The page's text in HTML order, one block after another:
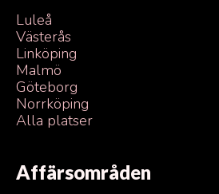
Luleå
Västerås
Linköping
Malmö
Göteborg
Norrköping
Alla platser
Affärsområden